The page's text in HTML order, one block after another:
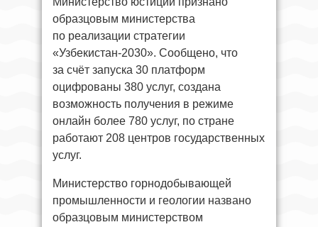
образцовым министерства
по реализации стратегии
«Узбекистан-2030». Сообщено, что
за счёт запуска 30 платформ
оцифрованы 380 услуг, создана
возможность получения в режиме
онлайн более 780 услуг, по стране
работают 208 центров государственных
услуг.
Министерство горнодобывающей
промышленности и геологии названо
образцовым министерством